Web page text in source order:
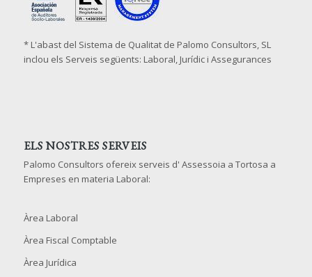
* L'abast del Sistema de Qualitat de Palomo Consultors, SL
inclou els Serveis següents: Laboral, Jurídic i Assegurances
ELS NOSTRES SERVEIS
Palomo Consultors ofereix serveis d' Assessoia a Tortosa a
Empreses en materia Laboral:
Àrea Laboral
Àrea Fiscal Comptable
Àrea Jurídica